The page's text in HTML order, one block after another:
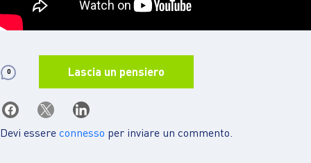
0 Lascia un pensiero
Devi essereconnesso per inviare un commento.